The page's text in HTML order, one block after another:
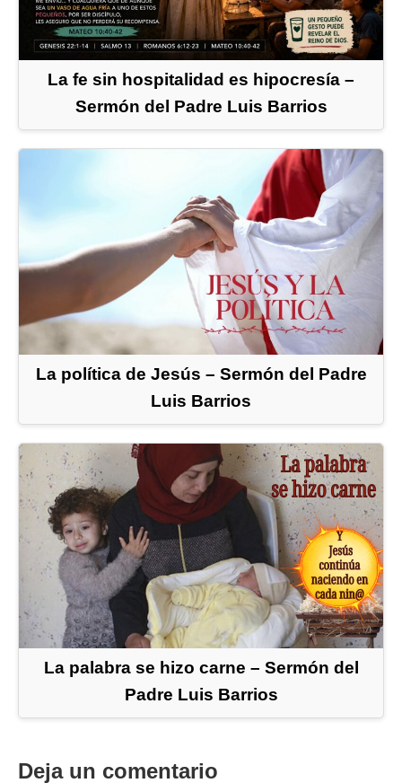
La fe sin hospitalidad es hipocresía –
Sermón del Padre Luis Barrios
La política de Jesús – Sermón del Padre
Luis Barrios
La palabra se hizo carne – Sermón del
Padre Luis Barrios
Deja un comentario